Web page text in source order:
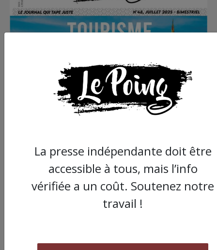
La presse indépendante doit être
accessible à tous, mais l’info
vérifiée a un coût. Soutenez notre
travail !